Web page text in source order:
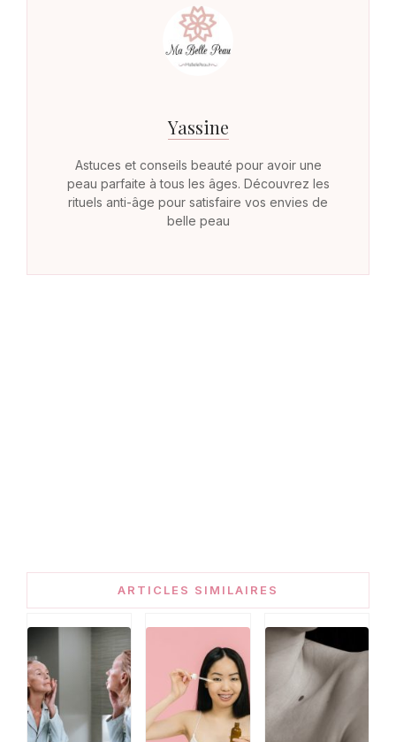
Yassine
Astuces et conseils beauté pour avoir une
peau parfaite à tous les âges. Découvrez les
rituels anti-âge pour satisfaire vos envies de
belle peau
ARTICLES SIMILAIRES